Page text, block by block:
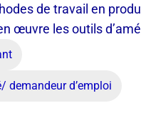
de travail en
œuvre les outils
demandeur d’emploi